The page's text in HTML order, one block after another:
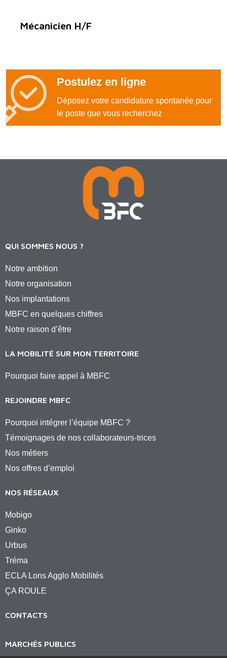
Mécanicien H/F
Postulez en ligne
Déposez votre candidature spontanée pour
le poste que vous recherchez
QUI SOMMES NOUS ?
Notre ambition
Notre organisation
Nos implantations
MBFC en quelques chiffres
Notre raison d’être
LA MOBILITÉ SUR MON TERRITOIRE
Pourquoi faire appel à MBFC
REJOINDRE MBFC
Pourquoi intégrer l’équipe MBFC ?
Témoignages de nos collaborateurs-trices
Nos métiers
Nos offres d’emploi
NOS RÉSEAUX
Mobigo
Ginko
Urbus
Tréma
ECLA Lons Agglo Mobilités
ÇA ROULE
CONTACTS
MARCHÉS PUBLICS